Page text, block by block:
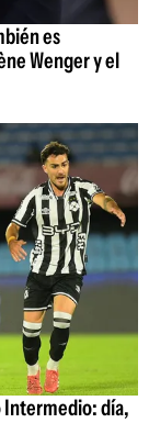
es
Wenger y el
Intermedio: día,